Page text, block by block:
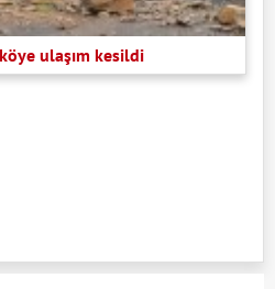
ulaşım kesildi